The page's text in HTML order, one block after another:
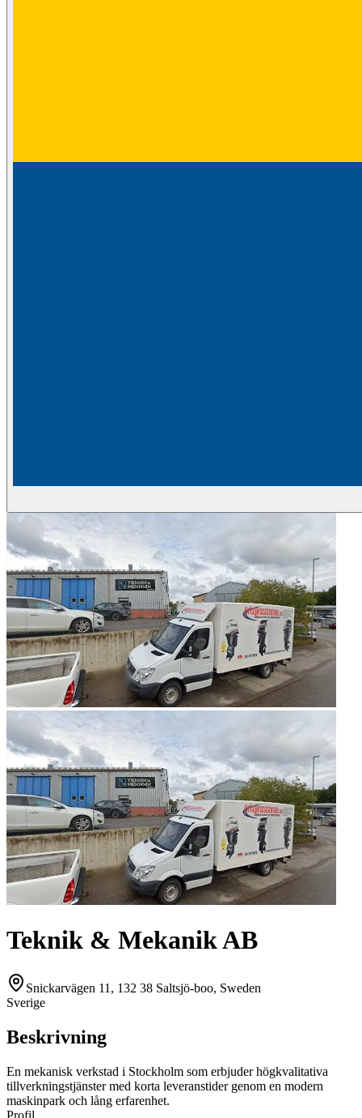
Teknik & Mekanik AB
Snickarvägen 11, 132 38 Saltsjö-boo, Sweden
Sverige
Beskrivning
En mekanisk verkstad i Stockholm som erbjuder högkvalitativa
tillverkningstjänster med korta leveranstider genom en modern
maskinpark och lång erfarenhet.
Profil